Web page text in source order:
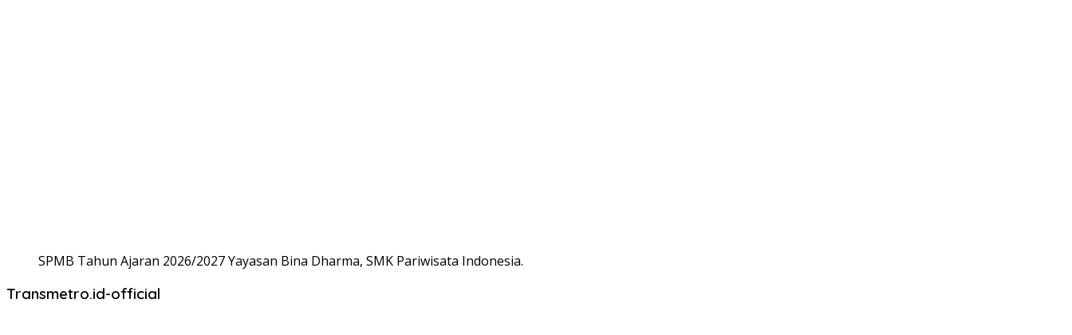
SPMB Tahun Ajaran 2026/2027 Yayasan Bina Dharma, SMK Pariwisata Indonesia.
Transmetro.id-official